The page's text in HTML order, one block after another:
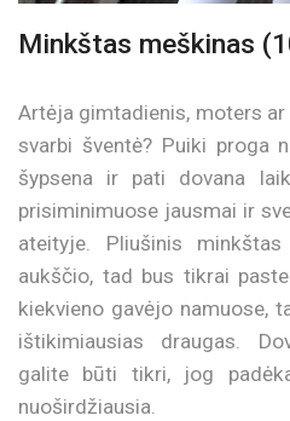
Minkštas meškinas
Artėja gimtadienis, moters
svarbi šventė? Puiki proga
šypsena ir pati dovana
prisiminimuose jausmai ir
ateityje. Pliušinis
aukščio, tad bus tikrai
kiekvieno gavėjo namuose,
ištikimiausias draugas.
galite būti tikri, jog
nuoširdžiausia.